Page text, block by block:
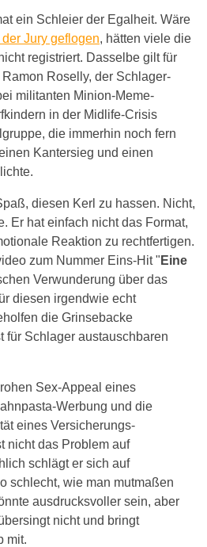
ein Schleier der Egalheit. Wäre
Jury geflogen, hätten viele die
registriert. Dasselbe gilt für
Roselly, der Schlager-
militanten Minion-Meme-
in der Midlife-Crisis
die immerhin noch fern
Kantersieg und einen
diesen Kerl zu hassen. Nicht,
Er hat einfach nicht das Format,
Reaktion zu rechtfertigen.
zum Nummer Eins-Hit " Eine
Verwunderung über das
diesen irgendwie echt
die Grinsebacke
für Schlager austauschbaren
Sex-Appeal eines
Werbung und die
eines Versicherungs-
nicht das Problem auf
schlägt er sich auf
schlecht, wie man mutmaßen
ausdrucksvoller sein, aber
nicht und bringt
mit.